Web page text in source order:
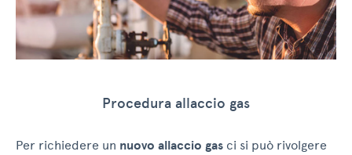
Procedura allaccio gas
Per richiedere un nuovo allaccio gas ci si può rivolgere